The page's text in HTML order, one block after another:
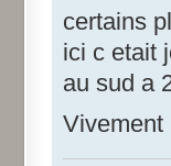
certains
ici c etait
au sud a
Vivement